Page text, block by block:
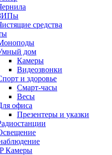
средства
дом
Камеры
Видеозвонки
и здоровье
Смарт-часы
Весы
офиса
Презентеры и указки
Камеры